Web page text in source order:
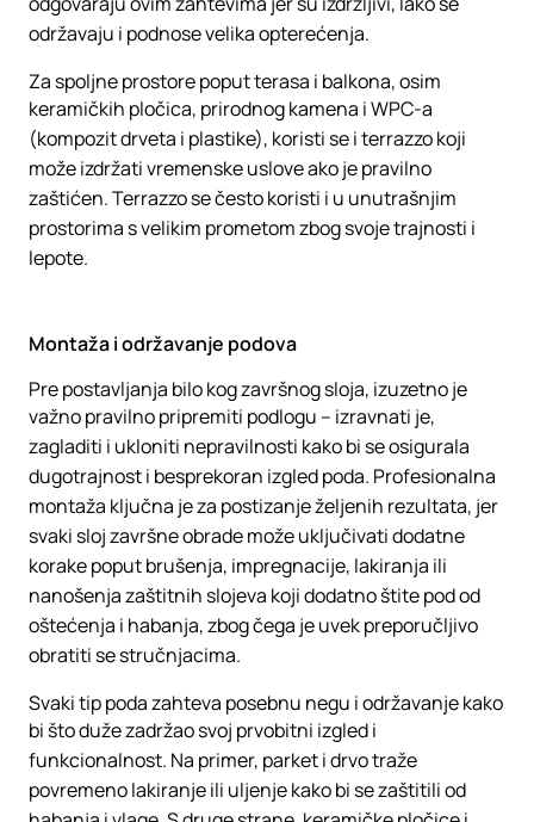
održavaju i podnose velika opterećenja.
Za spoljne prostore poput terasa i balkona, osim
keramičkih pločica, prirodnog kamena i WPC-a
(kompozit drveta i plastike), koristi se i terrazzo koji
može izdržati vremenske uslove ako je pravilno
zaštićen. Terrazzo se često koristi i u unutrašnjim
prostorima s velikim prometom zbog svoje trajnosti i
lepote.
Montaža i održavanje podova
Pre postavljanja bilo kog završnog sloja, izuzetno je
važno pravilno pripremiti podlogu – izravnati je,
zagladiti i ukloniti nepravilnosti kako bi se osigurala
dugotrajnost i besprekoran izgled poda. Profesionalna
montaža ključna je za postizanje željenih rezultata, jer
svaki sloj završne obrade može uključivati dodatne
korake poput brušenja, impregnacije, lakiranja ili
nanošenja zaštitnih slojeva koji dodatno štite pod od
oštećenja i habanja, zbog čega je uvek preporučljivo
obratiti se stručnjacima.
Svaki tip poda zahteva posebnu negu i održavanje kako
bi što duže zadržao svoj prvobitni izgled i
funkcionalnost. Na primer, parket i drvo traže
povremeno lakiranje ili uljenje kako bi se zaštitili od